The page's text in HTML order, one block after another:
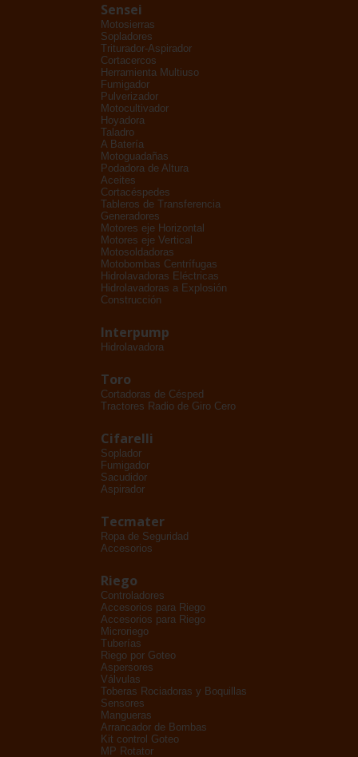
Sensei
Motosierras
Sopladores
Triturador-Aspirador
Cortacercos
Herramienta Multiuso
Fumigador
Pulverizador
Motocultivador
Hoyadora
Taladro
A Batería
Motoguadañas
Podadora de Altura
Aceites
Cortacéspedes
Tableros de Transferencia
Generadores
Motores eje Horizontal
Motores eje Vertical
Motosoldadoras
Motobombas Centrífugas
Hidrolavadoras Eléctricas
Hidrolavadoras a Explosión
Construcción
Interpump
Hidrolavadora
Toro
Cortadoras de Césped
Tractores Radio de Giro Cero
Cifarelli
Soplador
Fumigador
Sacudidor
Aspirador
Tecmater
Ropa de Seguridad
Accesorios
Riego
Controladores
Accesorios para Riego
Accesorios para Riego
Microriego
Tuberías
Riego por Goteo
Aspersores
Válvulas
Toberas Rociadoras y Boquillas
Sensores
Mangueras
Arrancador de Bombas
Kit control Goteo
MP Rotator